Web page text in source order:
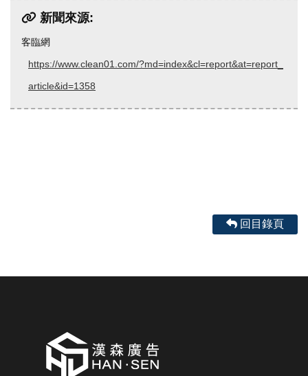
新聞來源:
客臨網
https://www.clean01.com/?md=index&cl=report&at=report_
article&id=1358
回目錄頁